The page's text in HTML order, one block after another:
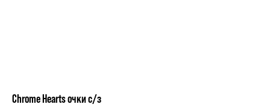
Chrome Hearts очки с/з